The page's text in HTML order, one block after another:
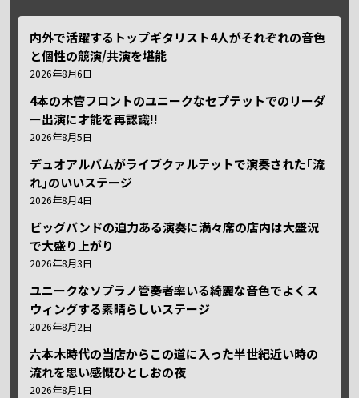
内外で活躍するトップギタリスト4人がそれぞれの音色
と個性の競演/共演を堪能
2026年8月6日
4本の木管フロントのユニークなセプテットでのリーダ
ー出演に才能を再認識!!
2026年8月5日
デュオアルバムがライブクァルテットで演奏された｢流
れ｣のいいステージ
2026年8月4日
ビッグバンドの迫力ある演奏に満々席の店内は大盛況
で大盛り上がり
2026年8月3日
ユニークなソプラノ管奏者率いる綺麗な音色でよくス
ウィングする素晴らしいステージ
2026年8月2日
六本木時代の当店からこの道に入った半世紀近い時の
流れを思い感慨ひとしおの夜
2026年8月1日